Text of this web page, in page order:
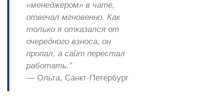
«менеджером» в чате,
отвечал мгновенно. Как
только я отказался от
очередного взноса, он
пропал, а сайт перестал
работать.”
— Ольга, Санкт-Петербург